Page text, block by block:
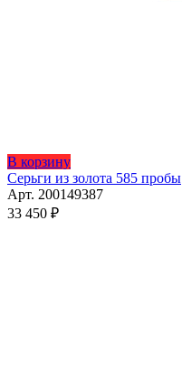
В корзину
Серьги из золота 585 пробы
Арт. 200149387
33 450 ₽